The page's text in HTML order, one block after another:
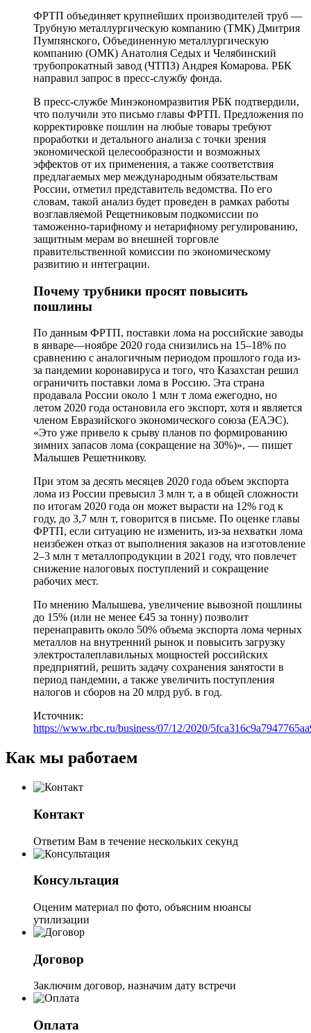
ФРТП объединяет крупнейших производителей труб —
Трубную металлургическую компанию (ТМК) Дмитрия
Пумпянского, Объединенную металлургическую
компанию (ОМК) Анатолия Седых и Челябинский
трубопрокатный завод (ЧТПЗ) Андрея Комарова. РБК
направил запрос в пресс-службу фонда.
В пресс-службе Минэкономразвития РБК подтвердили,
что получили это письмо главы ФРТП. Предложения по
корректировке пошлин на любые товары требуют
проработки и детального анализа с точки зрения
экономической целесообразности и возможных
эффектов от их применения, а также соответствия
предлагаемых мер международным обязательствам
России, отметил представитель ведомства. По его
словам, такой анализ будет проведен в рамках работы
возглавляемой Рещетниковым подкомиссии по
таможенно-тарифному и нетарифному регулированию,
защитным мерам во внешней торговле
правительственной комиссии по экономическому
развитию и интеграции.
Почему трубники просят повысить
пошлины
По данным ФРТП, поставки лома на российские заводы
в январе—ноябре 2020 года снизились на 15–18% по
сравнению с аналогичным периодом прошлого года из-
за пандемии коронавируса и того, что Казахстан решил
ограничить поставки лома в Россию. Эта страна
продавала России около 1 млн т лома ежегодно, но
летом 2020 года остановила его экспорт, хотя и является
членом Евразийского экономического союза (ЕАЭС).
«Это уже привело к срыву планов по формированию
зимних запасов лома (сокращение на 30%)», — пишет
Малышев Решетникову.
При этом за десять месяцев 2020 года объем экспорта
лома из России превысил 3 млн т, а в общей сложности
по итогам 2020 года он может вырасти на 12% год к
году, до 3,7 млн т, говорится в письме. По оценке главы
ФРТП, если ситуацию не изменить, из-за нехватки лома
неизбежен отказ от выполнения заказов на изготовление
2–3 млн т металлопродукции в 2021 году, что повлечет
снижение налоговых поступлений и сокращение
рабочих мест.
По мнению Малышева, увеличение вывозной пошлины
до 15% (или не менее €45 за тонну) позволит
перенаправить около 50% объема экспорта лома черных
металлов на внутренний рынок и повысить загрузку
электросталеплавильных мощностей российских
предприятий, решить задачу сохранения занятости в
период пандемии, а также увеличить поступления
налогов и сборов на 20 млрд руб. в год.
Источник:
https://www.rbc.ru/business/07/12/2020/
Как мы работаем
Контакт
Ответим Вам в течение нескольких секунд
Консультация
Оценим материал по фото, объясним нюансы
утилизации
Договор
Заключим договор, назначим дату встречи
Оплата